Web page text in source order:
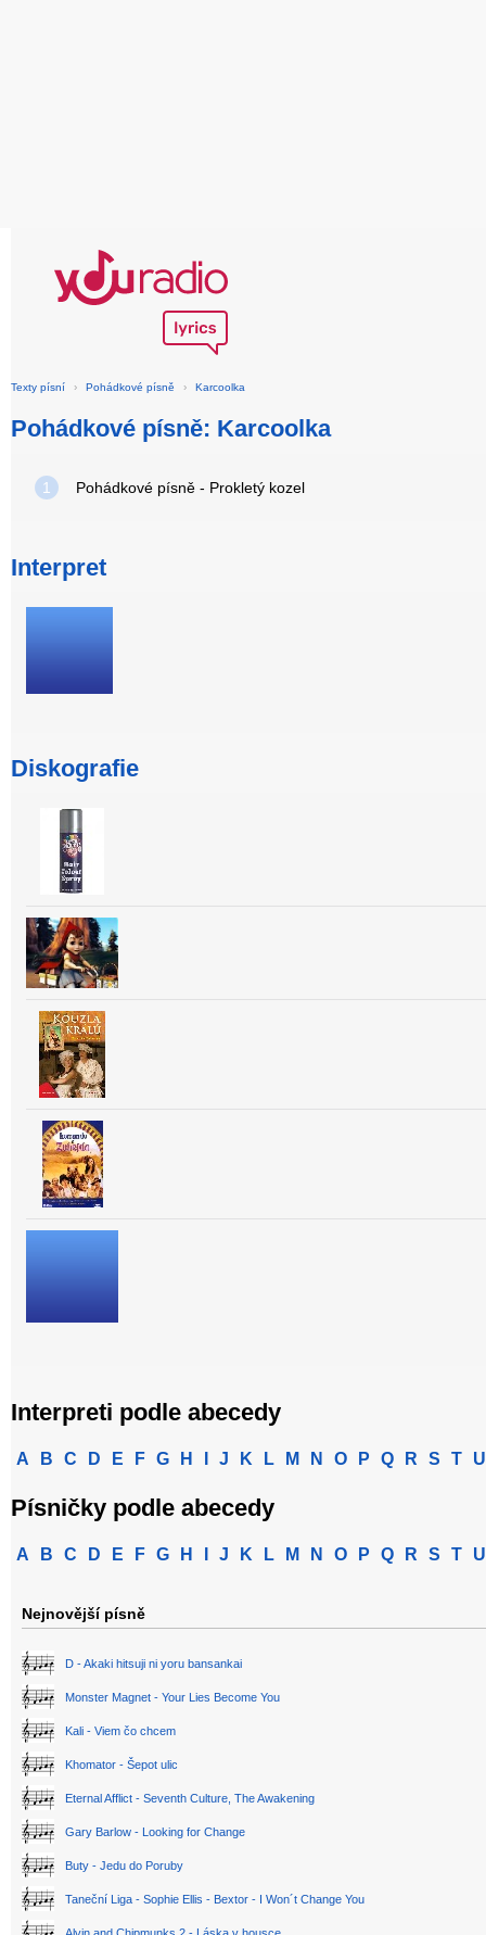
Texty písní › Pohádkové písně › Karcoolka
Pohádkové písně: Karcoolka
1 Pohádkové písně - Prokletý kozel
Interpret
Diskografie
Interpreti podle abecedy
A B C D E F G H J K L M N O P Q R S T U
Písničky podle abecedy
A B C D E F G H J K L M N O P Q R S T U
Nejnovější písně
D - Akaki hitsuji ni yoru bansankai
Monster Magnet - Your Lies Become You
Kali - Viem čo chcem
Khomator - Šepot ulic
Eternal Afflict - Seventh Culture, The Awakening
Gary Barlow - Looking for Change
Buty - Jedu do Poruby
Taneční Liga - Sophie Ellis - Bextor - I Won´t Change You